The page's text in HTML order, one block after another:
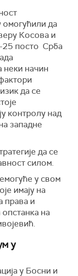
омогућили да
Косова и
25 посто Срба
неки начин
да се
контролу над
западне
да се
силом.
у свом
имају на
права и
на
у
у Босни и